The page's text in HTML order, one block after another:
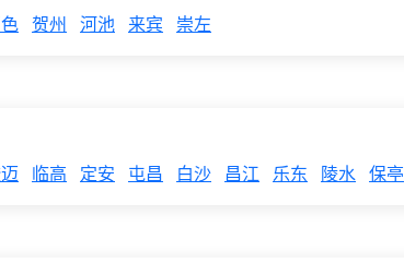
贺州 河池 来宾 崇左
临高 定安 屯昌 白沙 昌江 乐东 陵水 保亭